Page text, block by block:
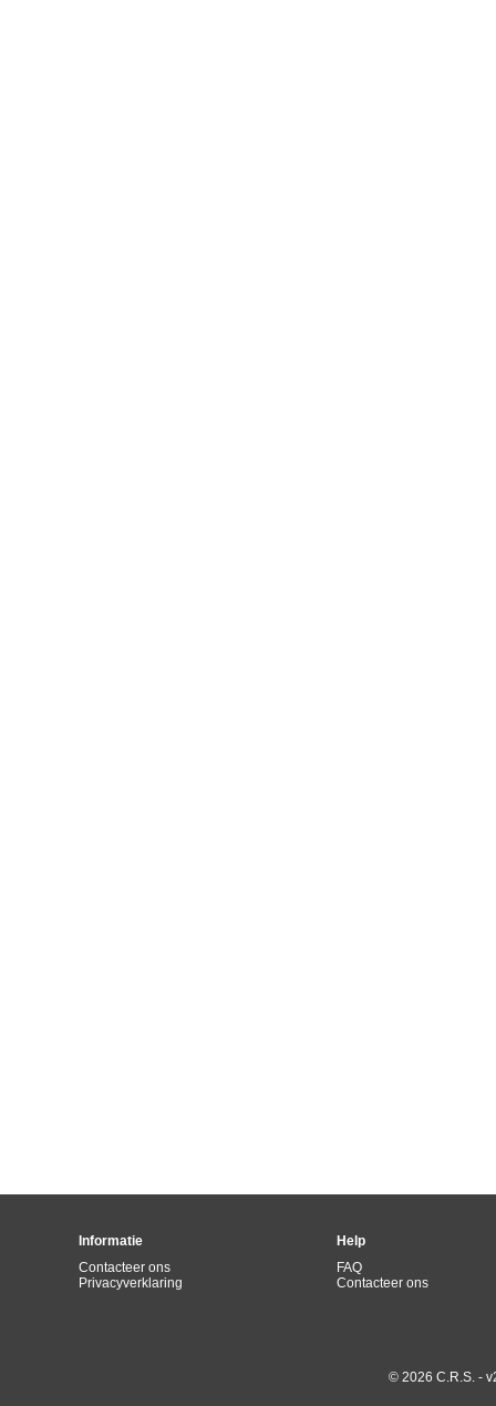
Informatie
Contacteer ons
Privacyverklaring
Help
FAQ
Contacteer ons
© 2026 C.R.S. -